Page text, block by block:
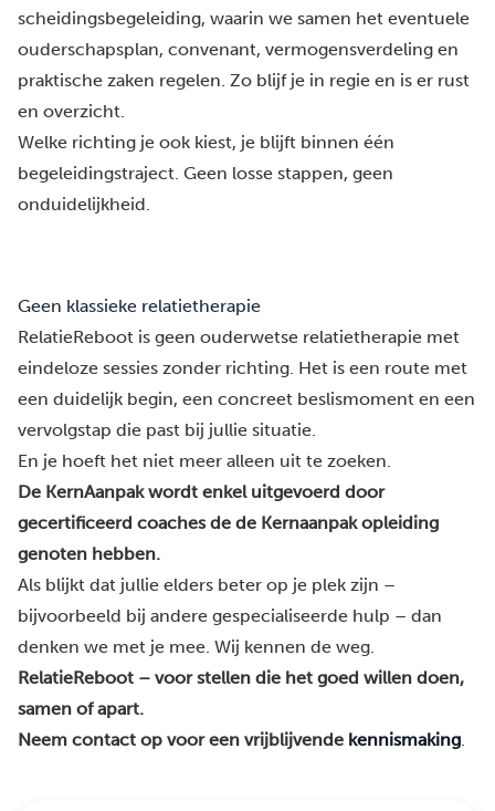
scheidingsbegeleiding, waarin we samen het eventuele
ouderschapsplan, convenant, vermogensverdeling en
praktische zaken regelen. Zo blijf je in regie en is er rust
en overzicht.
Welke richting je ook kiest, je blijft binnen één
begeleidingstraject. Geen losse stappen, geen
onduidelijkheid.
Geen klassieke relatietherapie
RelatieReboot is geen ouderwetse relatietherapie met
eindeloze sessies zonder richting. Het is een route met
een duidelijk begin, een concreet beslismoment en een
vervolgstap die past bij jullie situatie.
En je hoeft het niet meer alleen uit te zoeken.
De KernAanpak wordt enkel uitgevoerd door
gecertificeerd coaches de de Kernaanpak opleiding
genoten hebben.
Als blijkt dat jullie elders beter op je plek zijn –
bijvoorbeeld bij andere gespecialiseerde hulp – dan
denken we met je mee. Wij kennen de weg.
RelatieReboot – voor stellen die het goed willen doen,
samen of apart.
Neem contact op voor een vrijblijvende kennismaking.